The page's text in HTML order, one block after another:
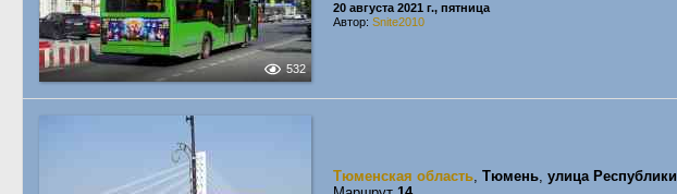
532
20 августа 2021 г., пятница
Автор: Snite2010
Тюменская область, Тюмень, улица Республики